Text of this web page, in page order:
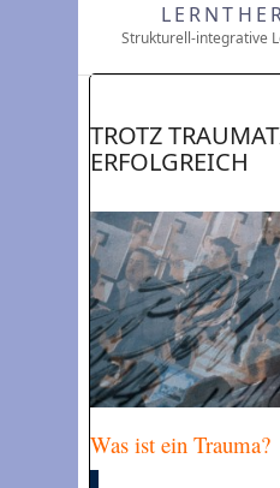
Strukturell-integrative
TROTZ
ERFOLGREICH
Was ist ein Trauma?